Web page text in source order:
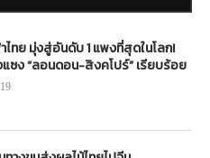
ไทย มุ่งสู่อันดับ 1 แพงที่สุดในโลก!
แซง “ลอนดอน-สิงคโปร์” เรียบร้อย